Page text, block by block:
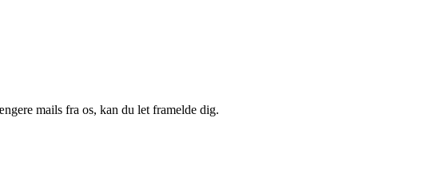
mails fra os, kan du let framelde dig.